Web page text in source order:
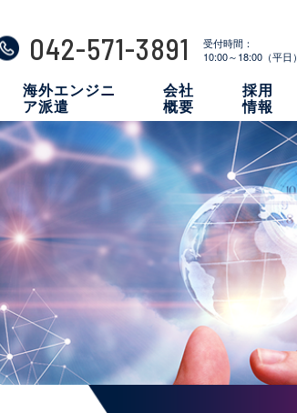
042-571-3891
受付時間：
10:00～18:00（平日）
海外エンジニ
ア派遣
会社
概要
採用
情報